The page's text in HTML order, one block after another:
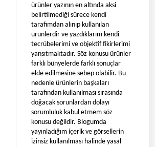
ürünler yazının en altında aksi
belirtilmediği sürece kendi
tarafımdan alınıp kullanılan
ürünlerdir ve yazdıklarım kendi
tecrübelerimi ve objektif fikirlerimi
yansıtmaktadır. Söz konusu ürünler
farklı bünyelerde farklı sonuçlar
elde edilmesine sebep olabilir. Bu
nedenle ürünlerin başkaları
tarafından kullanılması sırasında
doğacak sorunlardan dolayı
sorumluluk kabul etmem söz
konusu değildir. Blogumda
yayınladığım içerik ve görsellerin
izinsiz kullanılması halinde yasal